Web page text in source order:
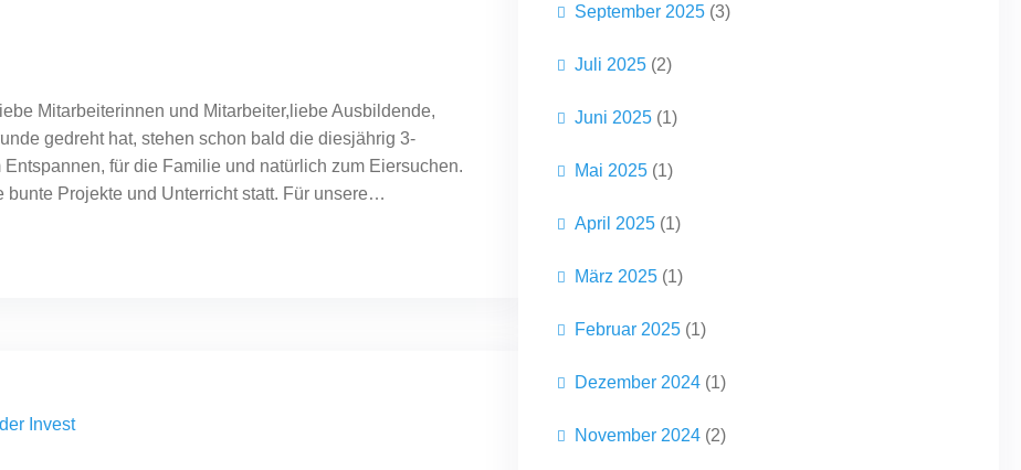
Mitarbeiterinnen und Mitarbeiter,liebe Ausbildende,
gedreht hat, stehen schon bald die diesjährig 3-
für die Familie und natürlich zum Eiersuchen.
Projekte und Unterricht statt. Für unsere…
September 2025 (3)
Juli 2025 (2)
Juni 2025 (1)
Mai 2025 (1)
April 2025 (1)
März 2025 (1)
Februar 2025 (1)
Dezember 2024 (1)
November 2024 (2)